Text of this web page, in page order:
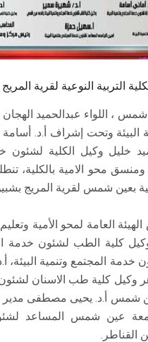
التربية النوعية لقرية
، اللواء عبدالحميد الهجان
وتحت إشراف أ.د.
وكيل الكلية لشئون
بعين شمس لقرية المريج
العامة لمحو الأمية
كلية الطب لشئون خدمة
المجتمع وتنمية البيئة،
وكيل كلية طب الاسنان لشئون
شمس أ.د. يحيى مصطفى مدير
عين شمس المساعد لشئون
القناطر.